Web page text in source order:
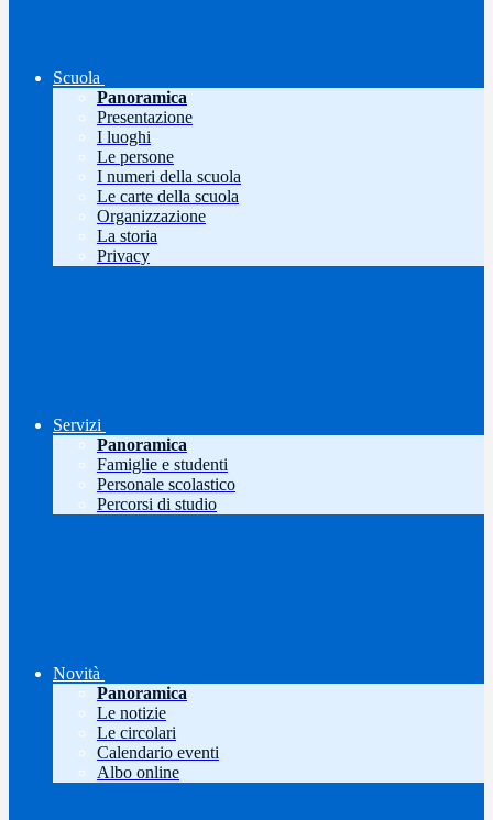
Scuola
Panoramica
Presentazione
I luoghi
Le persone
I numeri della scuola
Le carte della scuola
Organizzazione
La storia
Privacy
Servizi
Panoramica
Famiglie e studenti
Personale scolastico
Percorsi di studio
Novità
Panoramica
Le notizie
Le circolari
Calendario eventi
Albo online